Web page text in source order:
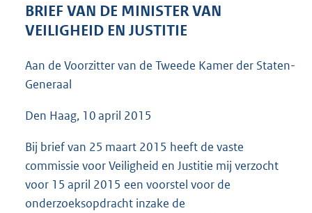
4
K
BRIEF VAN DE MINISTER VAN
VEILIGHEID EN JUSTITIE
Aan de Voorzitter van de Tweede Kamer der Staten-
Generaal
Den Haag, 10 april 2015
Bij brief van 25 maart 2015 heeft de vaste
commissie voor Veiligheid en Justitie mij verzocht
voor 15 april 2015 een voorstel voor de
onderzoeksopdracht inzake de